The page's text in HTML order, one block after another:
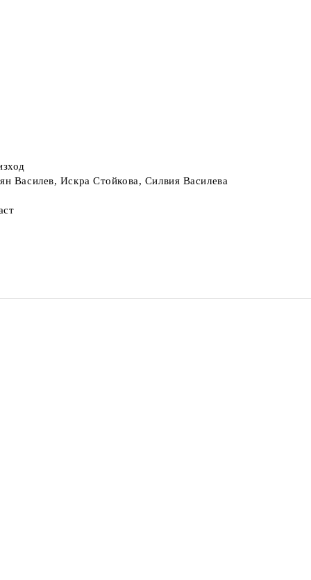
Василев, Искра Стойкова, Силвия Василева